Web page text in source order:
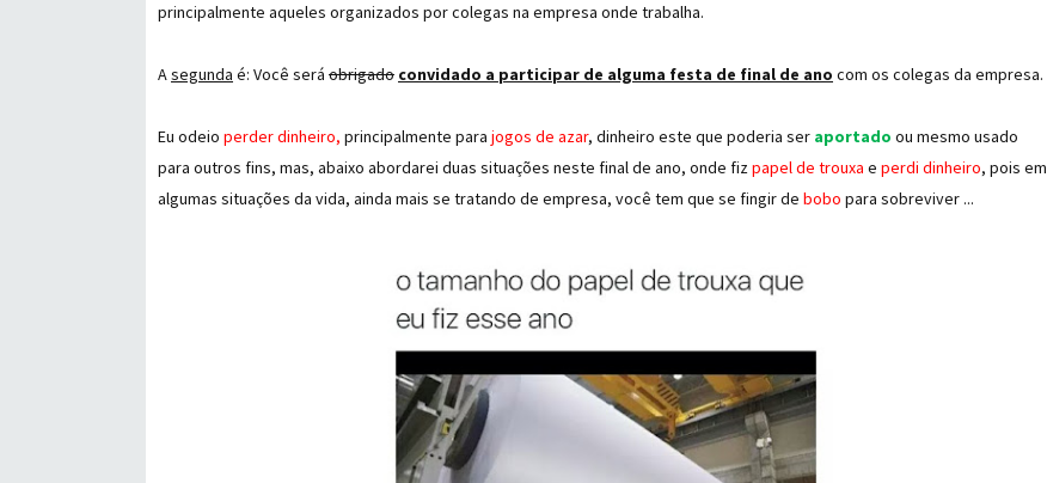
principalmente aqueles organizados por colegas na empresa onde trabalha.
Asegunda é: Você será obrigado convidado a participar de alguma festa de final de ano com os colegas da empresa.
Eu odeio perder dinheiro, principalmente para jogos de azar, dinheiro este que poderia ser aportado ou mesmo usado
para outros fins, mas, abaixo abordarei duas situações neste final de ano, onde fizpapel de trouxa e perdi dinheiro, pois em
algumas situações da vida, ainda mais se tratando de empresa, você tem que se fingir de bobo para sobreviver ...